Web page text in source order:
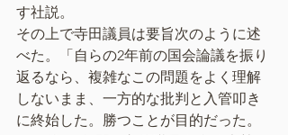
す社説。
その上で寺田議員は要旨次のように述
べた。「自らの2年前の国会論議を振り
返るなら、複雑なこの問題をよく理解
しないまま、一方的な批判と入管叩き
に終始した。勝つことが目的だった。